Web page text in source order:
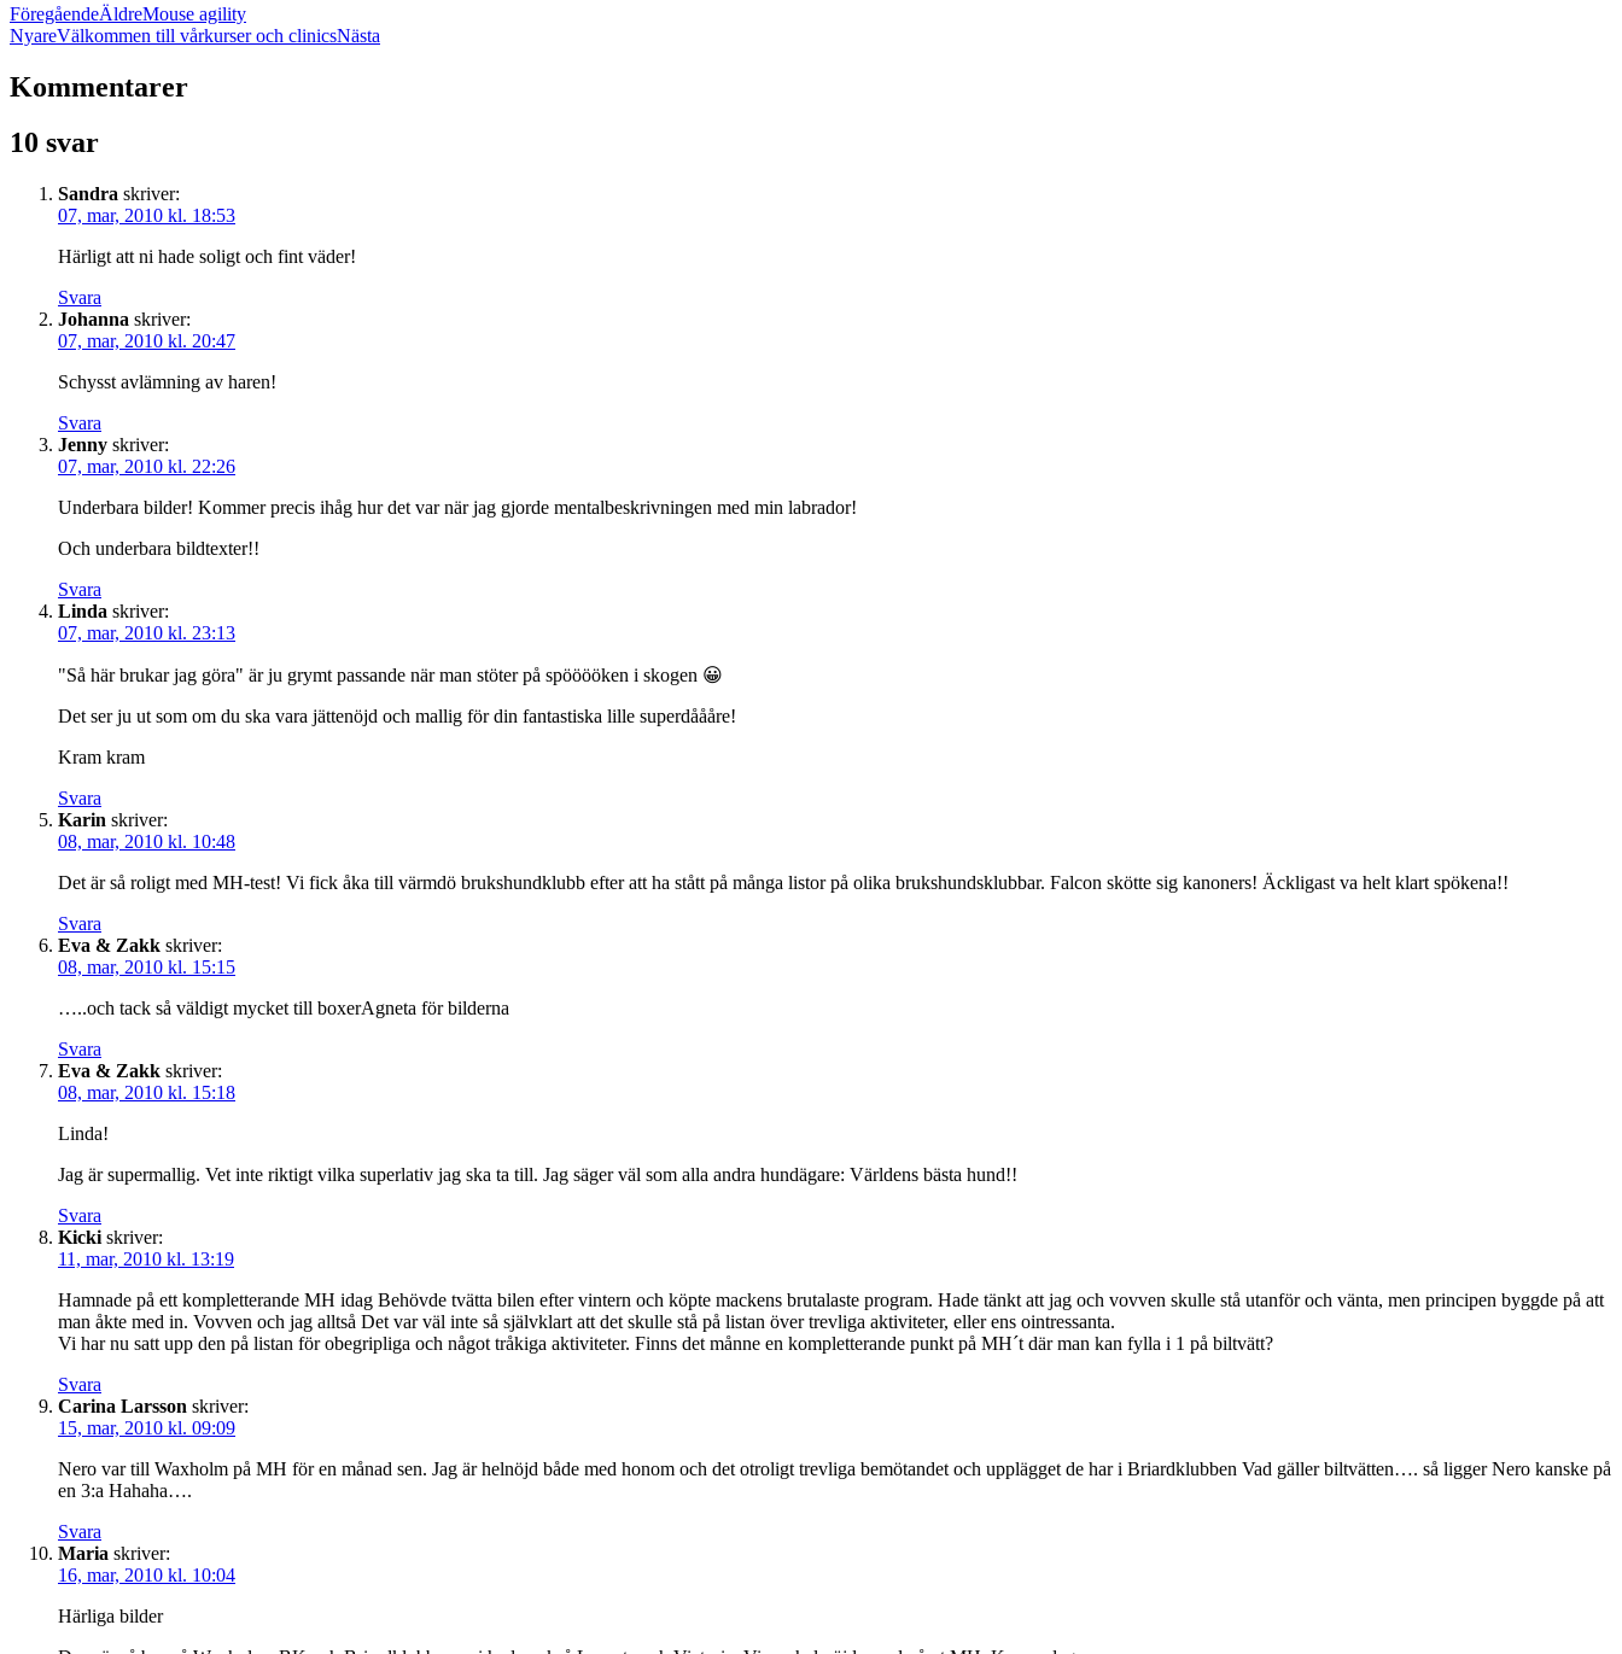
FöregåendeÄldreMouse agility
NyareVälkommen till vårkurser och clinicsNästa
Kommentarer
10 svar
Sandra skriver:
07, mar, 2010 kl. 18:53
Härligt att ni hade soligt och fint väder!
Svara
Johanna skriver:
07, mar, 2010 kl. 20:47
Schysst avlämning av haren!
Svara
Jenny skriver:
07, mar, 2010 kl. 22:26
Underbara bilder! Kommer precis ihåg hur det var när jag gjorde mentalbeskrivningen med min labrador!
Och underbara bildtexter!!
Svara
Linda skriver:
07, mar, 2010 kl. 23:13
"Så här brukar jag göra" är ju grymt passande när man stöter på spööööken i skogen 😀
Det ser ju ut som om du ska vara jättenöjd och mallig för din fantastiska lille superdåååre!
Kram kram
Svara
Karin skriver:
08, mar, 2010 kl. 10:48
Det är så roligt med MH-test! Vi fick åka till värmdö brukshundklubb efter att ha stått på många listor på olika brukshundsklubbar. Falcon skötte sig kanoners! Äckligast va helt klart spökena!!
Svara
Eva & Zakk skriver:
08, mar, 2010 kl. 15:15
…..och tack så väldigt mycket till boxerAgneta för bilderna
Svara
Eva & Zakk skriver:
08, mar, 2010 kl. 15:18
Linda!
Jag är supermallig. Vet inte riktigt vilka superlativ jag ska ta till. Jag säger väl som alla andra hundägare: Världens bästa hund!!
Svara
Kicki skriver:
11, mar, 2010 kl. 13:19
Hamnade på ett kompletterande MH idag Behövde tvätta bilen efter vintern och köpte mackens brutalaste program. Hade tänkt att jag och vovven skulle stå utanför och vänta, men principen byggde på att
man åkte med in. Vovven och jag alltså Det var väl inte så självklart att det skulle stå på listan över trevliga aktiviteter, eller ens ointressanta.
Vi har nu satt upp den på listan för obegripliga och något tråkiga aktiviteter. Finns det månne en kompletterande punkt på MH´t där man kan fylla i 1 på biltvätt?
Svara
Carina Larsson skriver:
15, mar, 2010 kl. 09:09
Nero var till Waxholm på MH för en månad sen. Jag är helnöjd både med honom och det otroligt trevliga bemötandet och upplägget de har i Briardklubben Vad gäller biltvätten…. så ligger Nero kanske på
en 3:a Hahaha….
Svara
Maria skriver:
16, mar, 2010 kl. 10:04
Härliga bilder